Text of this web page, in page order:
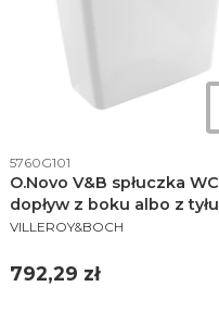
Kod produktu
5760G101
O.Novo V&B spłuczka WC
dopływ z boku albo z tyłu
white alpin - 5760 G1 01
PRODUCENT
VILLEROY&BOCH
Cena
792,29 zł